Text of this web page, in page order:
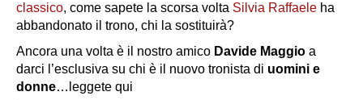
classico, come sapete la scorsa volta Silvia Raffaele ha
abbandonato il trono, chi la sostituirà?
Ancora una volta è il nostro amico Davide Maggio a
darci l’esclusiva su chi è il nuovo tronista di uomini e
donne…leggete qui